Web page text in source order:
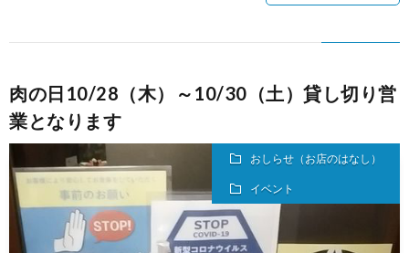
肉の日10/28（木）～10/30（土）貸し切り営
業となります
おしらせ（お店のはなし）
イベント